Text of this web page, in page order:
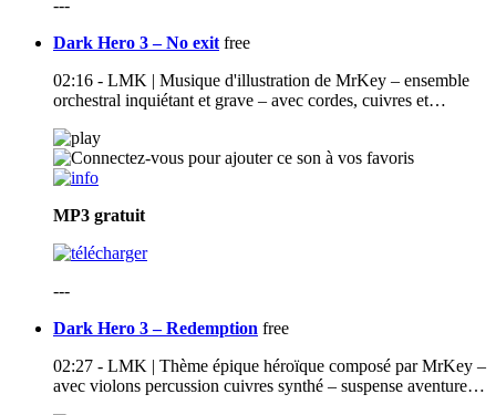
---
Dark Hero 3 – No exit free
02:16 - LMK | Musique d'illustration de MrKey – ensemble
orchestral inquiétant et grave – avec cordes, cuivres et…
MP3 gratuit
---
Dark Hero 3 – Redemption free
02:27 - LMK | Thème épique héroïque composé par MrKey –
avec violons percussion cuivres synthé – suspense aventure…